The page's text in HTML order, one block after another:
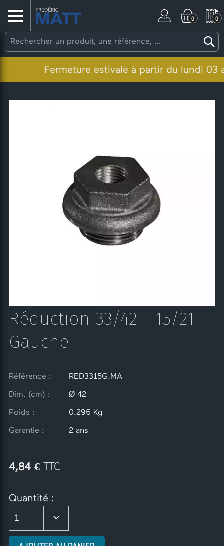
0 0
Fermeture estivale à partir du lundi 03
Réduction 33/42 - 15/21 -
Gauche
Référence : RED3315G.MA
Dim. (cm) : Ø 42
Poids : 0.296 Kg
Garantie : 2 ans
4,84 € TTC
Quantité :
1